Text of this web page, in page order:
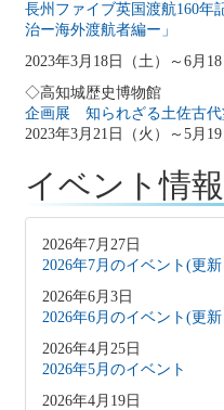
長州ファイブ英国渡航160年
治ー海外渡航者編ー」
2023年3月18日（土）～6月18
◇高知城歴史博物館
企画展 知られざる土佐古代
2023年3月21日（火）～5月19
イベント情報
2026年7月27日
2026年7月のイベント(更
2026年6月3日
2026年6月のイベント(更
2026年4月25日
2026年5月のイベント
2026年4月19日